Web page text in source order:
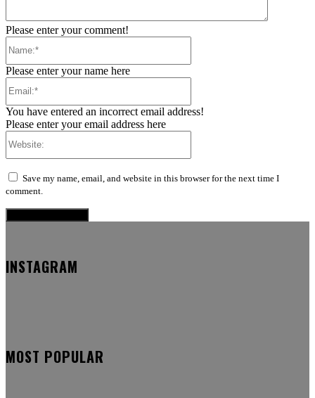
Please enter your comment!
Please enter your name here
You have entered an incorrect email address!
Please enter your email address here
Save my name, email, and website in this browser for the next time I
comment.
INSTAGRAM
MOST POPULAR